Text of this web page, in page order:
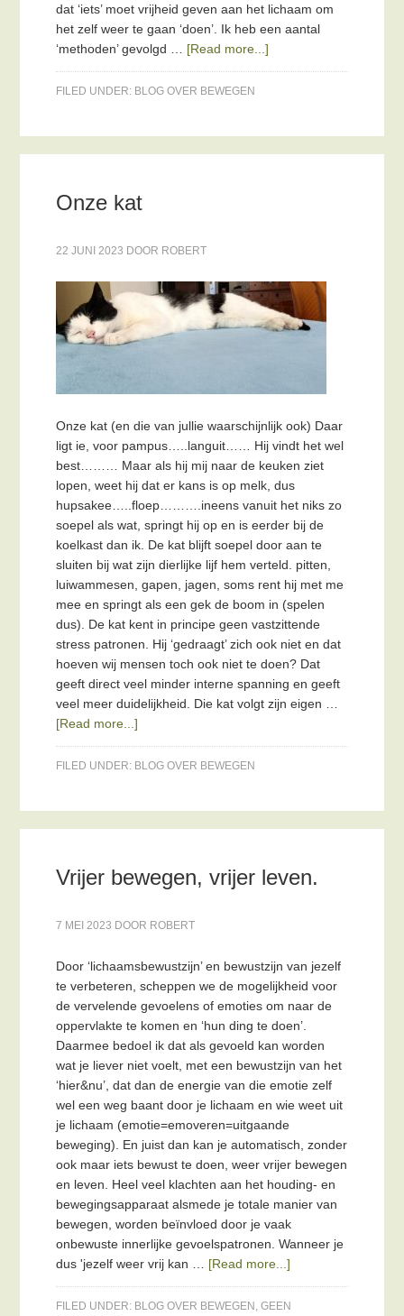
dat ‘iets’ moet vrijheid geven aan het lichaam om
het zelf weer te gaan ‘doen’. Ik heb een aantal
‘methoden’ gevolgd … [Read more...]
FILED UNDER: BLOG OVER BEWEGEN
Onze kat
22 JUNI 2023 DOOR ROBERT
Onze kat (en die van jullie waarschijnlijk ook) Daar
ligt ie, voor pampus…..languit…… Hij vindt het wel
best……… Maar als hij mij naar de keuken ziet
lopen, weet hij dat er kans is op melk, dus
hupsakee…..floep……….ineens vanuit het niks zo
soepel als wat, springt hij op en is eerder bij de
koelkast dan ik. De kat blijft soepel door aan te
sluiten bij wat zijn dierlijke lijf hem verteld. pitten,
luiwammesen, gapen, jagen, soms rent hij met me
mee en springt als een gek de boom in (spelen
dus). De kat kent in principe geen vastzittende
stress patronen. Hij ‘gedraagt’ zich ook niet en dat
hoeven wij mensen toch ook niet te doen? Dat
geeft direct veel minder interne spanning en geeft
veel meer duidelijkheid. Die kat volgt zijn eigen …
[Read more...]
FILED UNDER: BLOG OVER BEWEGEN
Vrijer bewegen, vrijer leven.
7 MEI 2023 DOOR ROBERT
Door ‘lichaamsbewustzijn’ en bewustzijn van jezelf
te verbeteren, scheppen we de mogelijkheid voor
de vervelende gevoelens of emoties om naar de
oppervlakte te komen en ‘hun ding te doen’.
Daarmee bedoel ik dat als gevoeld kan worden
wat je liever niet voelt, met een bewustzijn van het
‘hier&nu’, dat dan de energie van die emotie zelf
wel een weg baant door je lichaam en wie weet uit
je lichaam (emotie=emoveren=uitgaande
beweging). En juist dan kan je automatisch, zonder
ook maar iets bewust te doen, weer vrijer bewegen
en leven. Heel veel klachten aan het houding- en
bewegingsapparaat alsmede je totale manier van
bewegen, worden beïnvloed door je vaak
onbewuste innerlijke gevoelspatronen. Wanneer je
dus 'jezelf weer vrij kan … [Read more...]
FILED UNDER: BLOG OVER BEWEGEN ,GEEN